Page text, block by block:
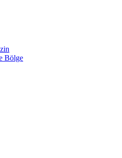
Bölge